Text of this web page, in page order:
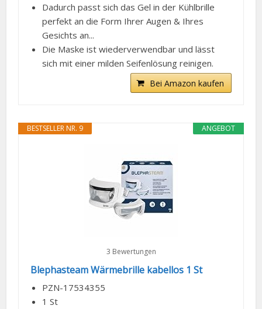
Dadurch passt sich das Gel in der Kühlbrille
perfekt an die Form Ihrer Augen & Ihres
Gesichts an...
Die Maske ist wiederverwendbar und lässt
sich mit einer milden Seifenlösung reinigen.
Bei Amazon kaufen
ANGEBOT
BESTSELLER NR. 9
3 Bewertungen
Blephasteam Wärmebrille kabellos 1 St
PZN-17534355
1 St